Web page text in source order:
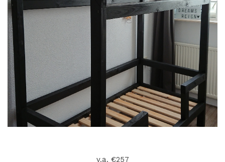
v.a. €257